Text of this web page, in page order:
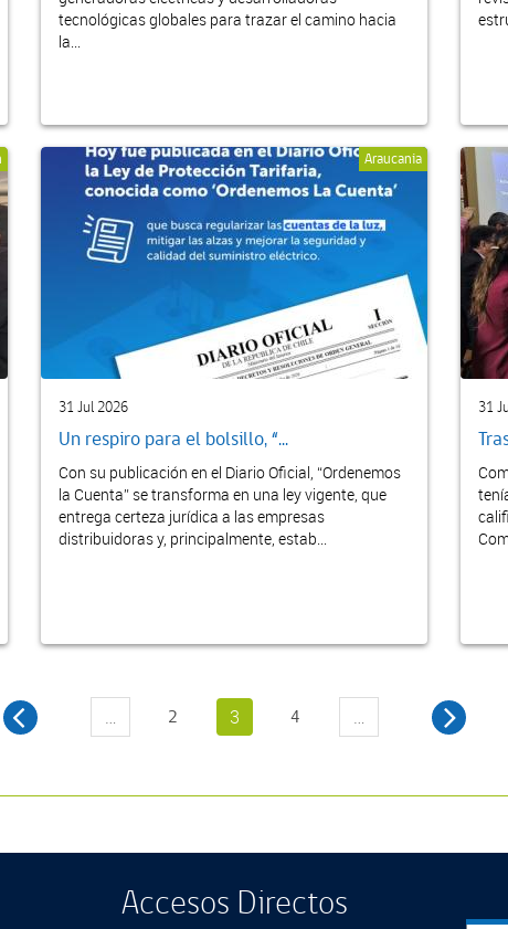
tecnológicas globales para trazar el camino hacia
la...
Araucania
31 Jul 2026
Un respiro para el bolsillo, “...
Con su publicación en el Diario Oficial, “Ordenemos
la Cuenta” se transforma en una ley vigente, que
entrega certeza jurídica a las empresas
distribuidoras y, principalmente, estab...
31
… 2 3 4 …
Accesos Directos